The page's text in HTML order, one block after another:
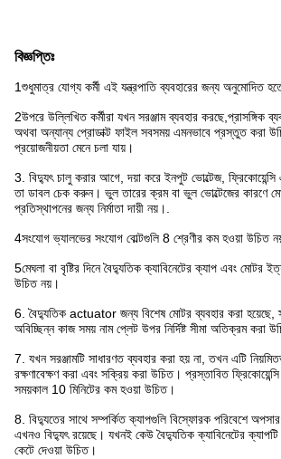
বিজ্ঞপ্তিঃ
1শুধুমাত্র যোগ্য কর্মী এই যন্ত্রপাতি ব্যবহারের জন্য অনুমোদিত
2উপরে উল্লিখিত কর্মীরা যখন সরঞ্জাম ব্যবহার করছে,প্রাসঙ্গিক
অথবা অন্যান্য প্রোডাক্ট ফাইল সবসময় এমনভাবে প্রস্তুত করা
প্রয়োজনীয়তা মেনে চলা যায়।
3. বিদ্যুৎ চালু করার আগে, দয়া করে ইনপুট ভোল্টেজ, ফ্রিকোয়েন্সি
তা ডাবল চেক করুন। ভুল তারের ক্রম বা ভুল ভোল্টেজের কারণে
প্রতিস্থাপনের জন্য নির্মাতা দায়ী নয়।.
4সংযোগ ভ্যালভের সংযোগ বোল্টগুলি 8 শ্রেণীর কম হওয়া উচিত
5মেঘলা বা বৃষ্টির দিনে বৈদ্যুতিক ক্যাবিনেটের ক্যাপ এবং মোটর
উচিত নয়।
6. বৈদ্যুতিক actuator জন্য বিশেষ মোটর ব্যবহার করা হয়েছে,
অবিচ্ছিন্ন কাজ সময় নাম প্লেট উপর নির্দিষ্ট সীমা অতিক্রম করা
7. যখন সরঞ্জামটি সাধারণত ব্যবহার করা হয় না, তখন এটি
রক্ষণাবেক্ষণ করা এবং সক্রিয় করা উচিত। প্রস্তাবিত
সময়কাল 10 মিনিটের কম হওয়া উচিত।
8. বিদ্যুতের সাথে সম্পর্কিত ক্যাপগুলি বিস্ফোরক পরিবেশে
এখনও বিদ্যুৎ রয়েছে। যখনই কেউ বৈদ্যুতিক ক্যাবিনেটের
কেটে দেওয়া উচিত।